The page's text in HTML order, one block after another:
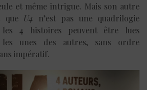
et même intrigue. Mais son autre
que U4 n’est pas une quadrilogie
4 histoires peuvent être lues
les unes des autres, sans ordre
impératif.